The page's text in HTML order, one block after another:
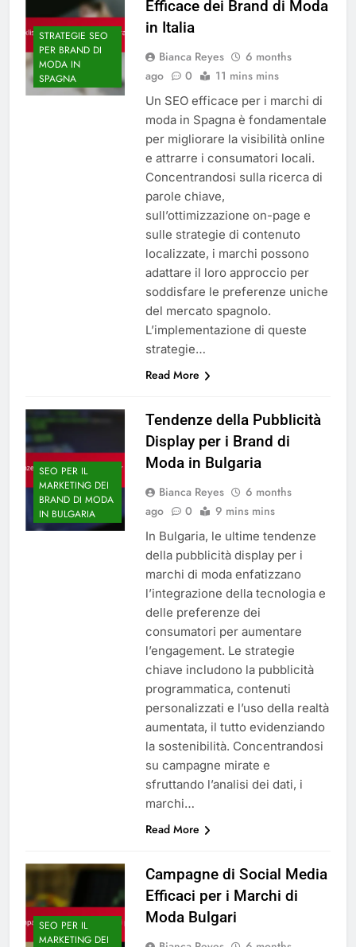
STRATEGIE SEO
PER BRAND DI
MODA IN
SPAGNA
Efficace dei Brand di Moda
in Italia
Bianca Reyes
6 months
ago
0 11 mins mins
Un SEO efficace per i marchi di
moda in Spagna è fondamentale
per migliorare la visibilità online
e attrarre i consumatori locali.
Concentrandosi sulla ricerca di
parole chiave,
sull’ottimizzazione on-page e
sulle strategie di contenuto
localizzate, i marchi possono
adattare il loro approccio per
soddisfare le preferenze uniche
del mercato spagnolo.
L’implementazione di queste
strategie…
Read More
SEO PER IL
MARKETING DEI
BRAND DI MODA
IN BULGARIA
Tendenze della Pubblicità
Display per i Brand di
Moda in Bulgaria
Bianca Reyes
6 months
ago
0 9 mins mins
In Bulgaria, le ultime tendenze
della pubblicità display per i
marchi di moda enfatizzano
l’integrazione della tecnologia e
delle preferenze dei
consumatori per aumentare
l’engagement. Le strategie
chiave includono la pubblicità
programmatica, contenuti
personalizzati e l’uso della realtà
aumentata, il tutto evidenziando
la sostenibilità. Concentrandosi
su campagne mirate e
sfruttando l’analisi dei dati, i
marchi…
Read More
SEO PER IL
MARKETING DEI
Campagne di Social Media
Efficaci per i Marchi di
Moda Bulgari